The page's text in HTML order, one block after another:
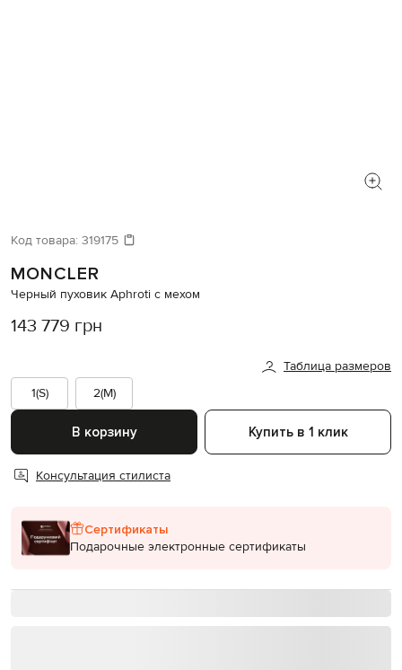
Код товара: 319175
MONCLER
Черный пуховик Aphroti с мехом
143 779 грн
Таблица размеров
1(S)
2(M)
В корзину Купить в 1 клик
Консультация стилиста
Сертификаты
Подарочные электронные сертификаты